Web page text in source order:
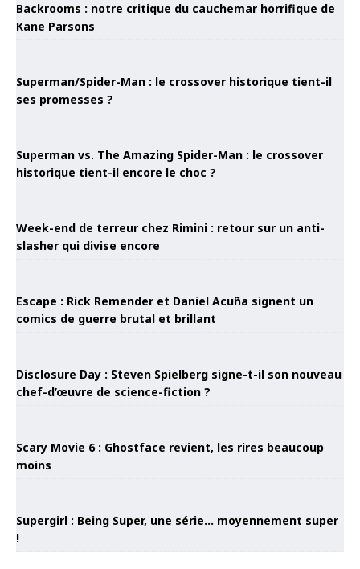
Backrooms : notre critique du cauchemar horrifique de
Kane Parsons
Superman/Spider-Man : le crossover historique tient-il
ses promesses ?
Superman vs. The Amazing Spider-Man : le crossover
historique tient-il encore le choc ?
Week-end de terreur chez Rimini : retour sur un anti-
slasher qui divise encore
Escape : Rick Remender et Daniel Acuña signent un
comics de guerre brutal et brillant
Disclosure Day : Steven Spielberg signe-t-il son nouveau
chef-d’œuvre de science-fiction ?
Scary Movie 6 : Ghostface revient, les rires beaucoup
moins
Supergirl : Being Super, une série… moyennement super
!